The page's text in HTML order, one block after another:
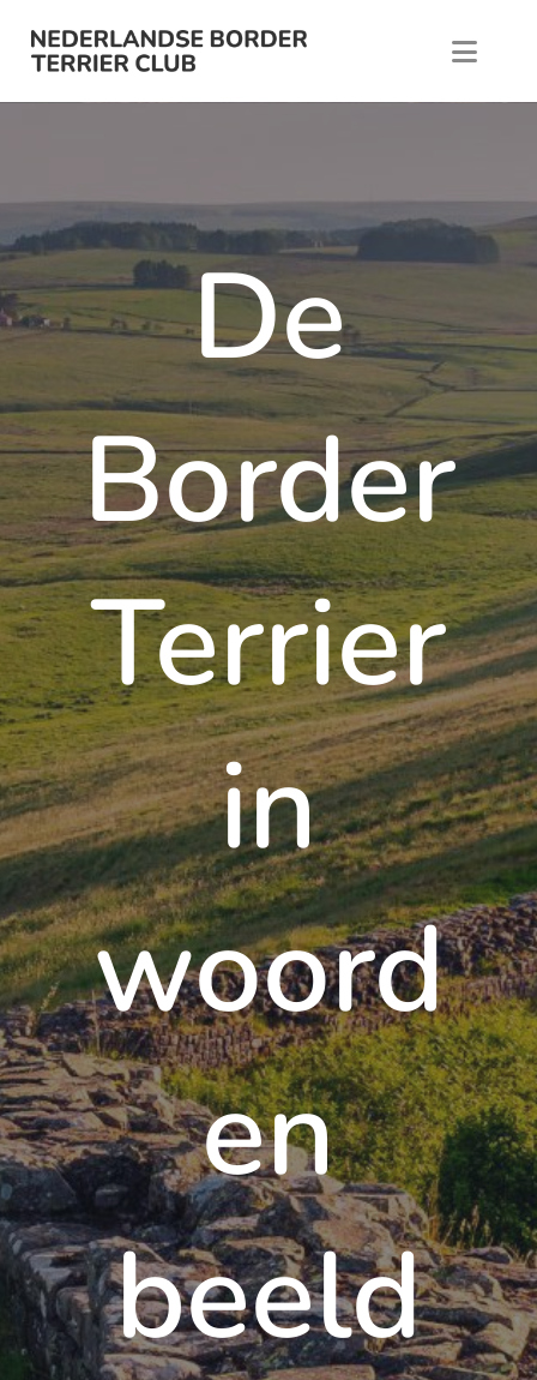
De
Border
Terrier
in
woord
en
beeld